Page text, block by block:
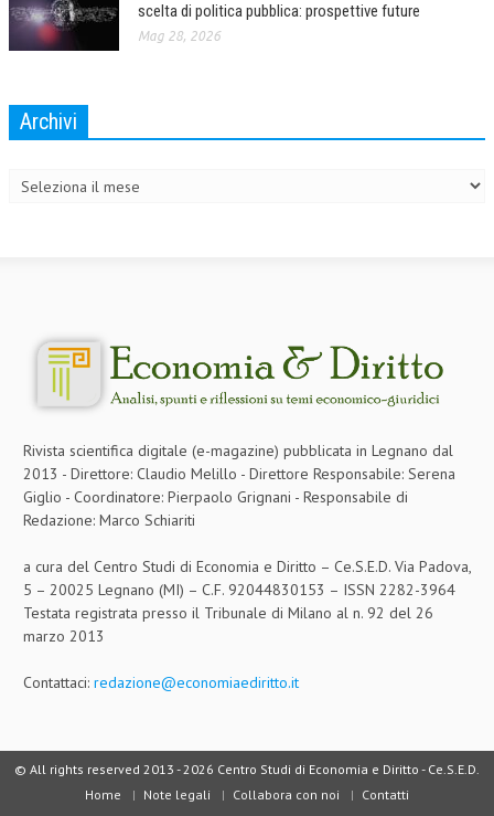
DIRITTO DEL WEB
CRIMINOLOGIA E CRIMINALISTICA
FISCO
CRIMINOLOGIA TRIBUTARIA
CFC E PARADISI FISCALI
PRASSI
AMMINISTRATIVA
GIURISPRUDENZA
EUROPEA
COSTITUZIONALE
PENALE
scelta di politica pubblica: prospettive future
Mag 28, 2026
Archivi
Rivista scientifica digitale (e-magazine) pubblicata in Legnano dal
2013 - Direttore: Claudio Melillo - Direttore Responsabile: Serena
Giglio - Coordinatore: Pierpaolo Grignani - Responsabile di
Redazione: Marco Schiariti
a cura del Centro Studi di Economia e Diritto – Ce.S.E.D. Via Padova,
5 – 20025 Legnano (MI) – C.F. 92044830153 – ISSN 2282-3964
Testata registrata presso il Tribunale di Milano al n. 92 del 26
marzo 2013
Contattaci: redazione@economiaediritto.it
© All rights reserved 2013 - 2026 Centro Studi di Economia e Diritto - Ce.S.E.D.
Home
Note legali Collabora con noi Contatti